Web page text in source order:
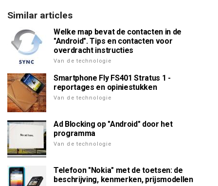
Similar articles
Welke map bevat de contacten in de
"Android". Tips en contacten voor
overdracht instructies
Van de technologie
Smartphone Fly FS401 Stratus 1 -
reportages en opiniestukken
Van de technologie
Ad Blocking op "Android" door het
programma
Van de technologie
Telefoon "Nokia" met de toetsen: de
beschrijving, kenmerken, prijsmodellen